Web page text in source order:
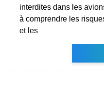
interdites dans les
à comprendre les
et les